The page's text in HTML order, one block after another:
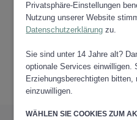
Privatsphäre-Einstellungen
Nutzung unserer Website
Datenschutzerklärung zu.
Sie sind unter 14 Jahre alt?
optionale Services einwilligen.
Erziehungsberechtigten
einzuwilligen.
WÄHLEN SIE COOKIES ZUM